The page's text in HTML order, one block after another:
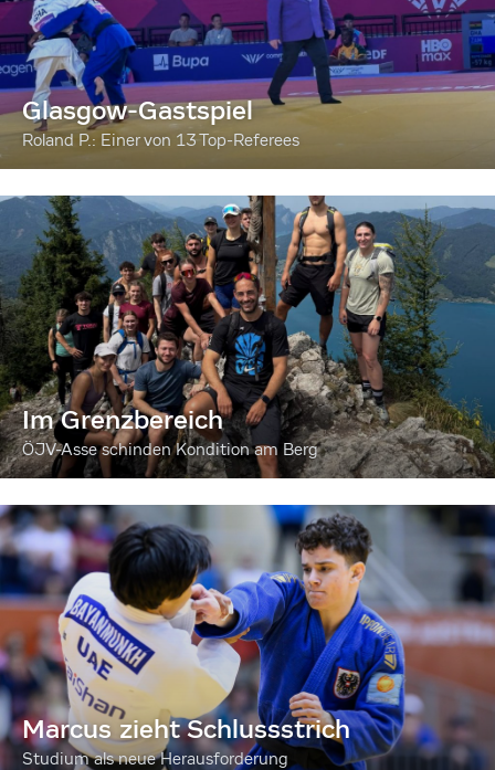
Glasgow-Gastspiel
Roland P.: Einer von 13 Top-Referees
Im Grenzbereich
ÖJV-Asse schinden Kondition am Berg
Marcus zieht Schlussstrich
Studium als neue Herausforderung